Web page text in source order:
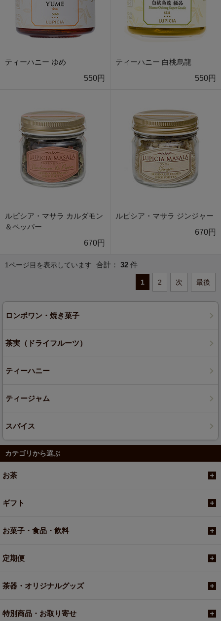
ティーハニー ゆめ
550円
ティーハニー 白桃烏龍
550円
ルピシア・マサラ カルダモン
＆ペッパー
670円
ルピシア・マサラ ジンジャー
670円
1ページ目を表示しています 合計： 32 件
1 2 次 最後
ロンポワン・焼き菓子
茶実（ドライフルーツ）
ティーハニー
ティージャム
スパイス
カテゴリから選ぶ
お茶
ギフト
お菓子・食品・飲料
定期便
茶器・オリジナルグッズ
特別商品・お取り寄せ